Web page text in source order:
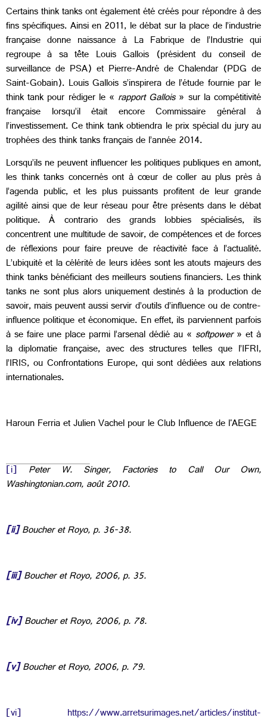
Certains think tanks ont également été créés pour répondre à des
fins spécifiques. Ainsi en 2011, le débat sur la place de l’industrie
française donne naissance à La Fabrique de l’Industrie qui
regroupe à sa tête Louis Gallois (président du conseil de
surveillance de PSA) et Pierre-André de Chalendar (PDG de
Saint-Gobain). Louis Gallois s’inspirera de l’étude fournie par le
think tank pour rédiger le « rapport Gallois» sur la compétitivité
française lorsqu’il était encore Commissaire général à
l’investissement. Ce think tank obtiendra le prix spécial du jury au
trophées des think tanks français de l’année 2014.
Lorsqu’ils ne peuvent influencer les politiques publiques en amont,
les think tanks concernés ont à cœur de coller au plus près à
l’agenda public, et les plus puissants profitent de leur grande
agilité ainsi que de leur réseau pour être présents dans le débat
politique. À contrario des grands lobbies spécialisés, ils
concentrent une multitude de savoir, de compétences et de forces
de réflexions pour faire preuve de réactivité face à l’actualité.
L’ubiquité et la célérité de leurs idées sont les atouts majeurs des
think tanks bénéficiant des meilleurs soutiens financiers. Les think
tanks ne sont plus alors uniquement destinés à la production de
savoir, mais peuvent aussi servir d’outils d’influence ou de contre-
influence politique et économique. En effet, ils parviennent parfois
à se faire une place parmi l’arsenal dédié au « softpower» et à
la diplomatie française, avec des structures telles que l’IFRI,
l’IRIS, ou Confrontations Europe, qui sont dédiées aux relations
internationales.
Haroun Ferria et Julien Vachel pour le Club Influence de l'AEGE
[i] Peter W. Singer, Factories to Call Our Own,
Washingtonian.com, août 2010.
[ii]Boucher et Royo, p. 36-38.
[iii]Boucher et Royo, 2006, p. 35.
[iv]Boucher et Royo, 2006, p. 78.
[v]Boucher et Royo, 2006, p. 79.
[vi] https://www.arretsurimages.net/articles/institut-